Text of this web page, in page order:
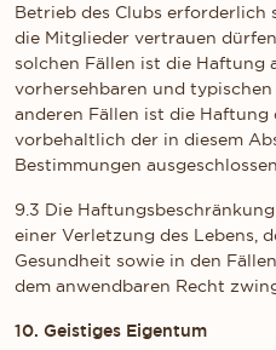
Betrieb des Clubs erforderlich
die Mitglieder vertrauen
solchen Fällen ist die Haftung
vorhersehbaren und
anderen Fällen ist die Haftung
vorbehaltlich der in diesem
Bestimmungen
9.3 Die
einer Verletzung des Lebens,
Gesundheit sowie in den
dem anwendbaren Recht
10. Geistiges Eigentum